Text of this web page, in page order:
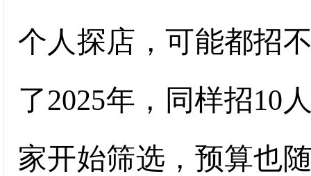
个人探店，可能都招
了2025年，同样招10
家开始筛选，预算也